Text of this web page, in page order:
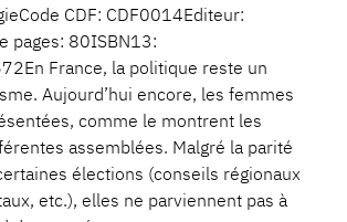
CDF: CDF0014Editeur:
pages: 80ISBN13:
France, la politique reste un
Aujourd’hui encore, les femmes
comme le montrent les
assemblées. Malgré la parité
élections (conseils régionaux
etc.), elles ne parviennent pas à